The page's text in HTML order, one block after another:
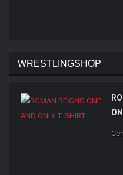
WRESTLINGSHOP